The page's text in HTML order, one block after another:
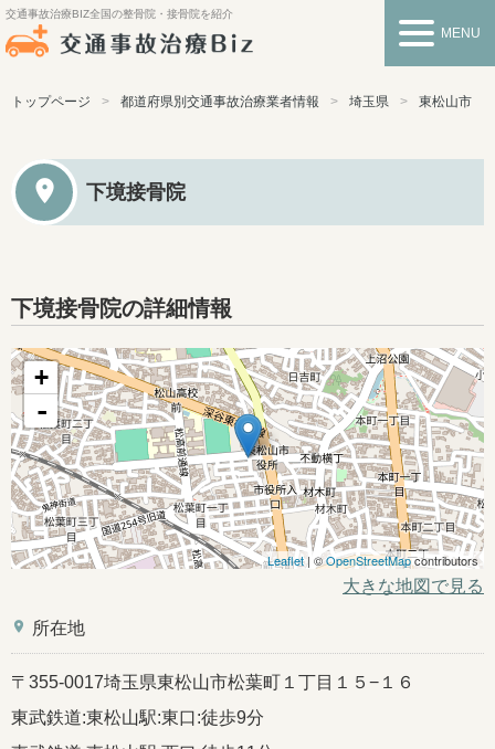
交通事故治療BIZ全国の整骨院・接骨院を紹介
MENU
トップページ 都道府県別交通事故治療業者情報 埼玉県 東松山市
下境接骨院
下境接骨院の詳細情報
+
-
Leaflet| ©OpenStreetMapcontributors
大きな地図で見る
place 所在地
〒355-0017埼玉県東松山市松葉町１丁目１５−１６
東武鉄道:東松山駅:東口:徒歩9分